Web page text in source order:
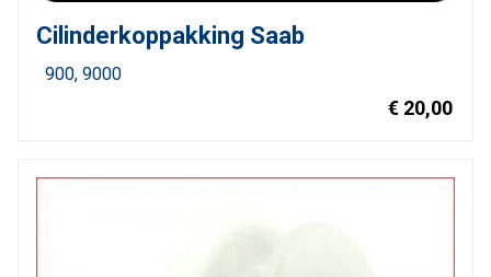
Cilinderkoppakking Saab
900 9000
€ 20,00